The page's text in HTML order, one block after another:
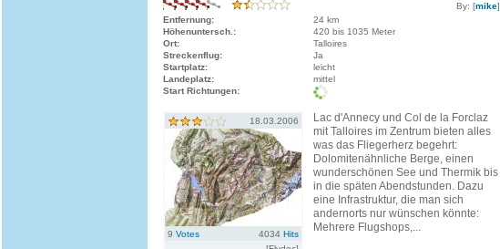
By: [mike]
Entfernung:
24 km
Höhenuntersch.:
420 bis 1035 Meter
Ort:
Talloires
Streckenflug:
Ja
Startplatz:
leicht
Landeplatz:
mittel
Start Richtungen:
18.03.2006
9 Votes 4034 Hits
Lac d'Annecy und Col de la Forclaz
mit Talloires im Zentrum bieten alles
was das Fliegerherz begehrt:
Dolomitenähnliche Berge, einen
wunderschönen See und Thermik bis
in die späten Abendstunden. Dazu
eine Infrastruktur, die man sich
andernorts nur wünschen könnte:
Mehrere Flugshops,...